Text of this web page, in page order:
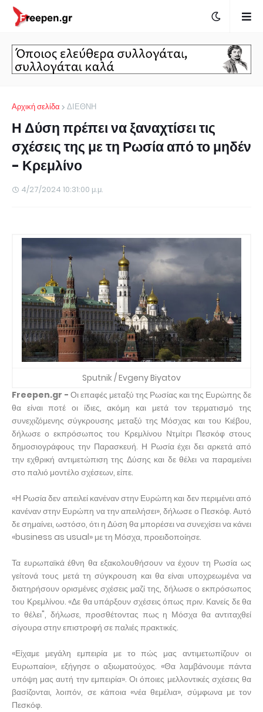
Αρχική σελίδα ΔΙΕΘΝΗ
Η Δύση πρέπει να ξαναχτίσει τις
σχέσεις της με τη Ρωσία από το μηδέν
- Κρεμλίνο
4/27/2024 10:31:00 μ.μ.
Sputnik / Evgeny Biyatov
Freepen.gr - Οι επαφές μεταξύ της Ρωσίας και της Ευρώπης δε
θα είναι ποτέ οι ίδιες, ακόμη και μετά τον τερματισμό της
συνεχιζόμενης σύγκρουσης μεταξύ της Μόσχας και του Κιέβου,
δήλωσε ο εκπρόσωπος του Κρεμλίνου Ντμίτρι Πεσκόφ στους
δημοσιογράφους την Παρασκευή. Η Ρωσία έχει δει αρκετά από
την εχθρική αντιμετώπιση της Δύσης και δε θέλει να παραμείνει
στο παλιό μοντέλο σχέσεων, είπε.
«Η Ρωσία δεν απειλεί κανέναν στην Ευρώπη και δεν περιμένει από
κανέναν στην Ευρώπη να την απειλήσει», δήλωσε ο Πεσκόφ. Αυτό
δε σημαίνει, ωστόσο, ότι η Δύση θα μπορέσει να συνεχίσει να κάνει
«business as usual» με τη Μόσχα, προειδοποίησε.
Τα ευρωπαϊκά έθνη θα εξακολουθήσουν να έχουν τη Ρωσία ως
γείτονά τους μετά τη σύγκρουση και θα είναι υποχρεωμένα να
διατηρήσουν ορισμένες σχέσεις μαζί της, δήλωσε ο εκπρόσωπος
του Κρεμλίνου. «Δε θα υπάρξουν σχέσεις όπως πριν. Κανείς δε θα
το θέλει", δήλωσε, προσθέτοντας πως η Μόσχα θα αντιταχθεί
σίγουρα στην επιστροφή σε παλιές πρακτικές.
«Είχαμε μεγάλη εμπειρία με το πώς μας αντιμετωπίζουν οι
Ευρωπαίοι», εξήγησε ο αξιωματούχος. «Θα λαμβάνουμε πάντα
υπόψη μας αυτή την εμπειρία». Οι όποιες μελλοντικές σχέσεις θα
βασίζονται, λοιπόν, σε κάποια «νέα θεμέλια», σύμφωνα με τον
Πεσκόφ.